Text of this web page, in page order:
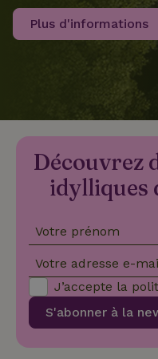
Plus d'informations
Découvrez
idylliques
Votre prénom
Votre adresse e-
S'abonner à la
J’accepte la
_nhft_safety-deposit-
geo-json